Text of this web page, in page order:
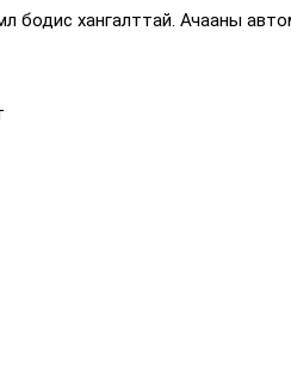
бодис хангалттай. Ачааны